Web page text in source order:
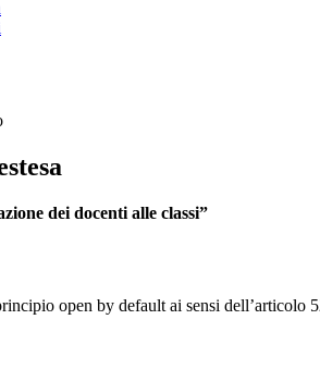
dei docenti alle classi”
open by default ai sensi